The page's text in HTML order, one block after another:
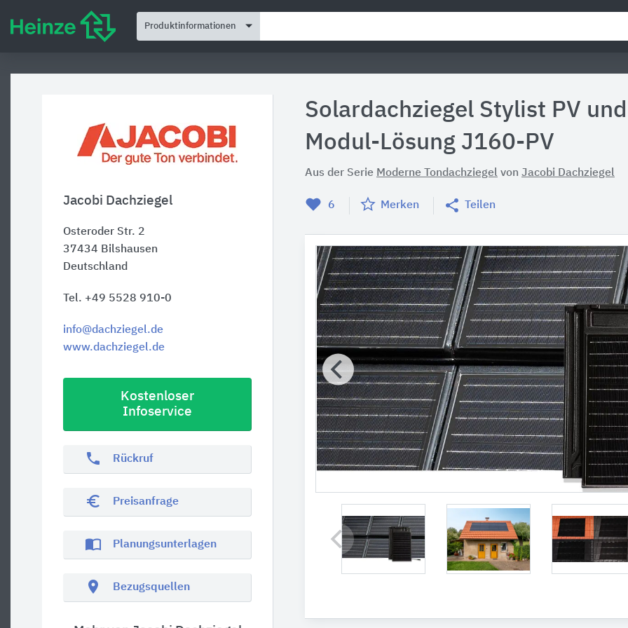
Produktinformationen
Jacobi Dachziegel
Osteroder Str. 2
37434 Bilshausen
Deutschland
Tel. +49 5528 910-0
info@dachziegel.de
www.dachziegel.de
Kostenloser
Infoservice
phone Rückruf
euro_symbol Preisanfrage
import_contacts Planungsunterlagen
location_on Bezugsquellen
Solardachziegel Stylist PV
Modul-Lösung J160-PV
Aus der Serie Moderne Tondachziegel von Jacobi Dachziegel
6 Merken Teilen